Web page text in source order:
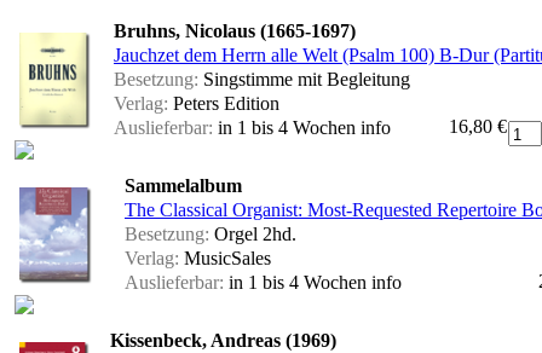
Bruhns, Nicolaus (1665-1697)
Jauchzet dem Herrn alle Welt (Psalm 100) B-Dur
Besetzung: Singstimme mit Begleitung
Verlag: Peters Edition
Auslieferbar: in 1 bis 4 Wochen info 16,80 €
Sammelalbum
The Classical Organist: Most-Requested Repertoire
Besetzung: Orgel 2hd.
Verlag: MusicSales
Auslieferbar: in 1 bis 4 Wochen info
Kissenbeck, Andreas (1969)